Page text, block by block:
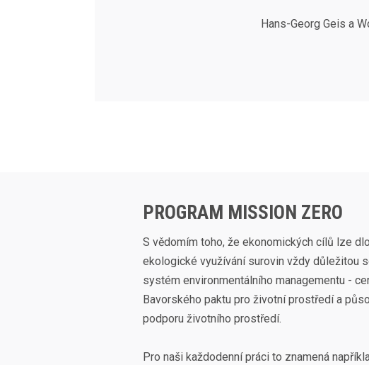
Hans-Georg Geis a
PROGRAM MISSION ZERO
S vědomím toho, že ekonomických cílů lze
ekologické využívání surovin vždy důležitou
systém environmentálního managementu -
Bavorského paktu pro životní prostředí a
podporu životního prostředí.
Pro naši každodenní práci to znamená